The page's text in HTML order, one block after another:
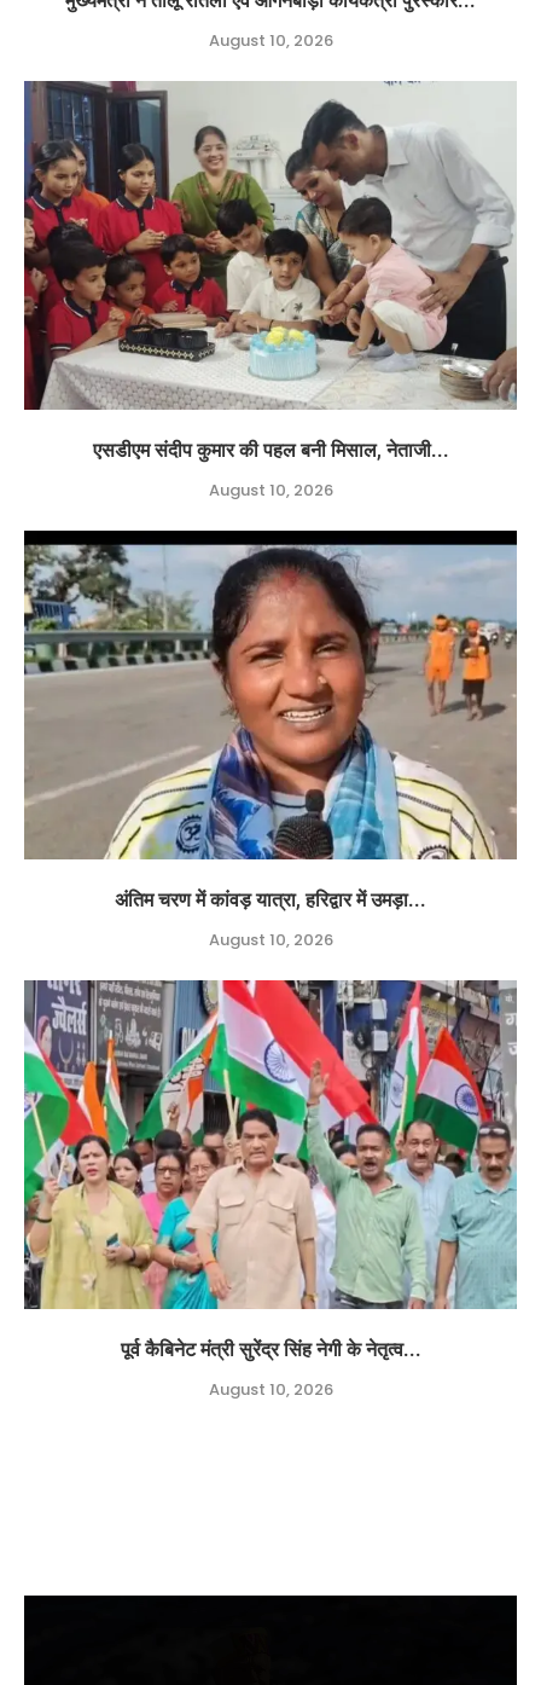
August 10, 2026
एसडीएम संदीप कुमार की पहल बनी मिसाल, नेताजी...
August 10, 2026
अंतिम चरण में कांवड़ यात्रा, हरिद्वार में उमड़ा...
August 10, 2026
पूर्व कैबिनेट मंत्री सुरेंद्र सिंह नेगी के नेतृत्व...
August 10, 2026